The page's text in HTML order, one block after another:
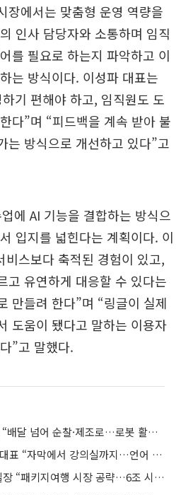
장에서는 맞춤형 운영 역량을
인사 담당자와 소통하며 임직
를 필요로 하는지 파악하고 이
는 방식이다. 이성파 대표는
기 편해야 하고, 임직원도 도
다”며 “피드백을 계속 받아 불
는 방식으로 개선하고 있다”고
에 AI 기능을 결합하는 방식으
입지를 넓힌다는 계획이다. 이
비스보다 축적된 경험이 있고,
고 유연하게 대응할 수 있다는
만들려 한다”며 “링글이 실제
도움이 됐다고 말하는 이용자
”고 말했다.
강기혁 뉴빌리티 대표 “배달 넘어 순찰·제조로…로봇 활용 무대 넓힐 것”
정영훈 엑스엘에이트 대표 “자막에서 강의실까지…언어 장벽 없애는 게 목표”
김승미 여기어때 TF실장 “패키지여행 시장 공략…6조 시장 정조준”